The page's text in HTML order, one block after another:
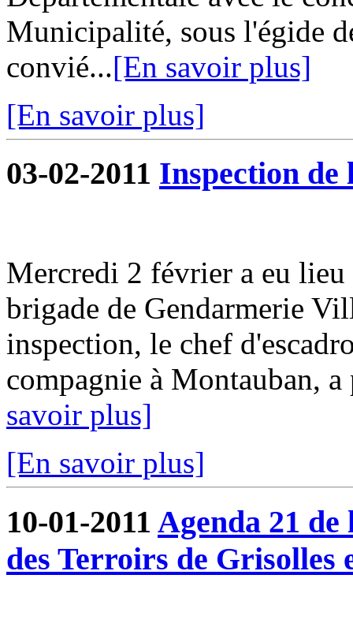
Municipalité, sous l'égide
convié...[En savoir plus]
[En savoir plus]
03-02-2011 Inspection de
Mercredi 2 février a eu
brigade de Gendarmerie
inspection, le chef
compagnie à Montauban,
savoir plus]
[En savoir plus]
10-01-2011 Agenda 21
des Terroirs de